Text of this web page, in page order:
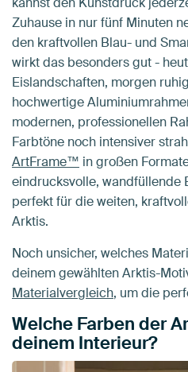
Zuhause in nur fünf Minuten
den kraftvollen Blau- und
wirkt das besonders gut -
Eislandschaften, morgen
hochwertige
modernen, professionellen
Farbtöne noch intensiver
ArtFrame™ in großen
eindrucksvolle, wandfüllende
perfekt für die weiten,
Arktis.
Noch unsicher, welches
deinem gewählten Arktis-
Materialvergleich, um die
Welche Farben der
deinem Interieur?